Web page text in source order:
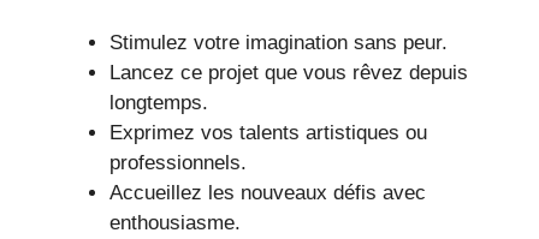
Stimulez votre imagination sans peur.
Lancez ce projet que vous rêvez depuis
longtemps.
Exprimez vos talents artistiques ou
professionnels.
Accueillez les nouveaux défis avec
enthousiasme.